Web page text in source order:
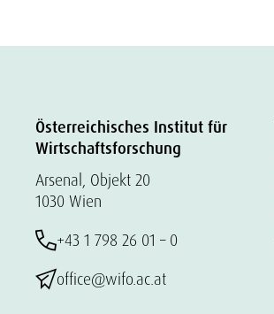
Österreichisches Institut für
Wirtschaftsforschung
Arsenal, Objekt 20
1030 Wien
+43 1 798 26 01 – 0
office@wifo.ac.at